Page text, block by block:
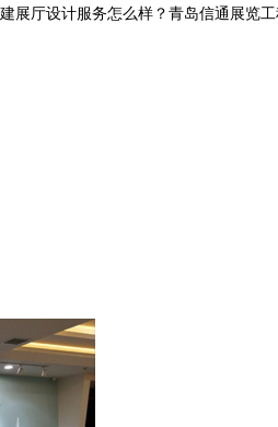
展厅设计服务怎么样？青岛信通展